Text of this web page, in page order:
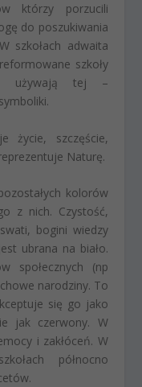
którzy porzucili
do poszukiwania
szkołach adwaita
szkoły
używają tej –
życie, szczęście,
Naturę.
kolorów
z nich. Czystość,
bogini wiedzy
ubrana na biało.
społecznych (np
narodziny. To
się go jako
jak czerwony. W
i zakłóceń. W
północno